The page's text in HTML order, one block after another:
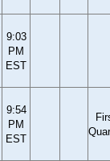
9:03
PM
EST
9:54
PM
EST